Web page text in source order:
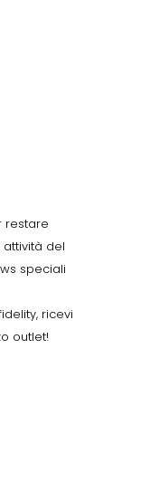
restare
del
speciali
ricevi
outlet!